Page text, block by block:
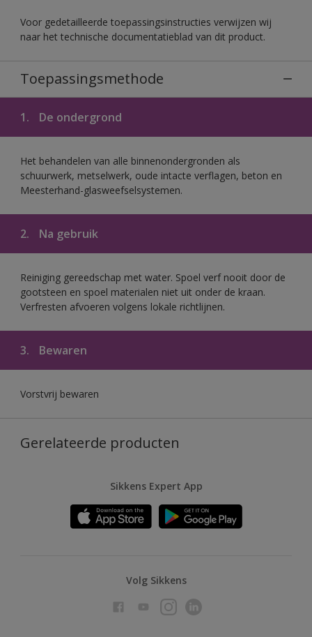
Voor gedetailleerde toepassingsinstructies verwijzen wij
naar het technische documentatieblad van dit product.
Toepassingsmethode
1. De ondergrond
Het behandelen van alle binnenondergronden als
schuurwerk, metselwerk, oude intacte verflagen, beton en
Meesterhand-glasweefselsystemen.
2. Na gebruik
Reiniging gereedschap met water. Spoel verf nooit door de
gootsteen en spoel materialen niet uit onder de kraan.
Verfresten afvoeren volgens lokale richtlijnen.
3. Bewaren
Vorstvrij bewaren
Gerelateerde producten
Sikkens Expert App
Volg Sikkens